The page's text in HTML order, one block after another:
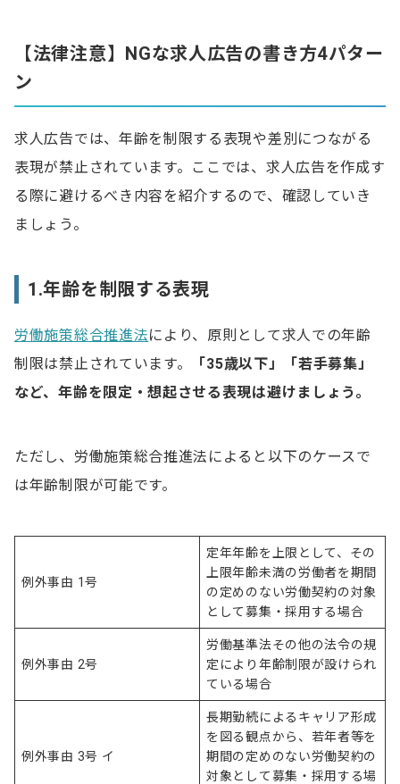
【法律注意】NGな求人広告の書き方4パター
ン
求人広告では、年齢を制限する表現や差別につながる
表現が禁止されています。ここでは、求人広告を作成す
る際に避けるべき内容を紹介するので、確認していき
ましょう。
1.年齢を制限する表現
労働施策総合推進法により、原則として求人での年齢
制限は禁止されています。
「35歳以下」「若手募集」
など、年齢を限定・想起させる表現は避けましょう。
ただし、労働施策総合推進法によると以下のケースで
は年齢制限が可能です。
例外事由 1号
定年年齢を上限として、その
上限年齢未満の労働者を期間
の定めのない労働契約の対象
として募集・採用する場合
例外事由 2号
労働基準法その他の法令の規
定により年齢制限が設けられ
ている場合
例外事由 3号 イ
長期勤続によるキャリア形成
を図る観点から、若年者等を
期間の定めのない労働契約の
対象として募集・採用する場